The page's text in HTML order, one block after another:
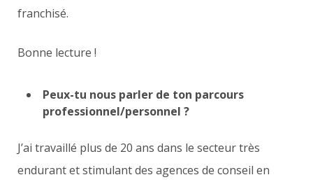
franchisé.
Bonne lecture !
Peux-tu nous parler de ton parcours
professionnel/personnel ?
J’ai travaillé plus de 20 ans dans le secteur très
endurant et stimulant des agences de conseil en